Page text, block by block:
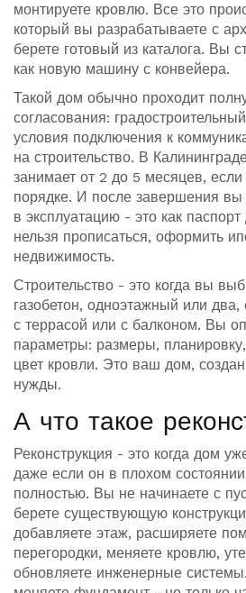
монтируете кровлю. Все это
который вы разрабатываете с
берете готовый из каталога. Вы
как новую машину с конвейера.
Такой дом обычно проходит
согласования:
условия подключения к
на строительство. В
занимает от 2 до 5 месяцев,
порядке. И после завершения вы
в эксплуатацию - это как
нельзя прописаться, оформить
недвижимость.
Строительство - это когда вы
газобетон, одноэтажный или
с террасой или с балконом. Вы
параметры: размеры,
цвет кровли. Это ваш дом,
нужды.
А что такое
Реконструкция - это когда дом
даже если он в плохом
полностью. Вы не начинаете с
берете существующую
добавляете этаж, расширяете
перегородки, меняете кровлю,
обновляете инженерные